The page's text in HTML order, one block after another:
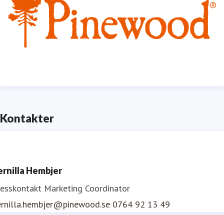
Kontakter
Hembjer
Marketing Coordinator
0764 92 13 49